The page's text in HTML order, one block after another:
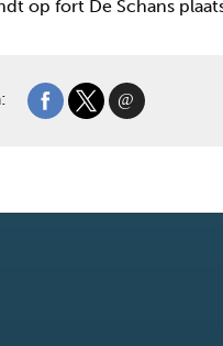
op fort De Schans